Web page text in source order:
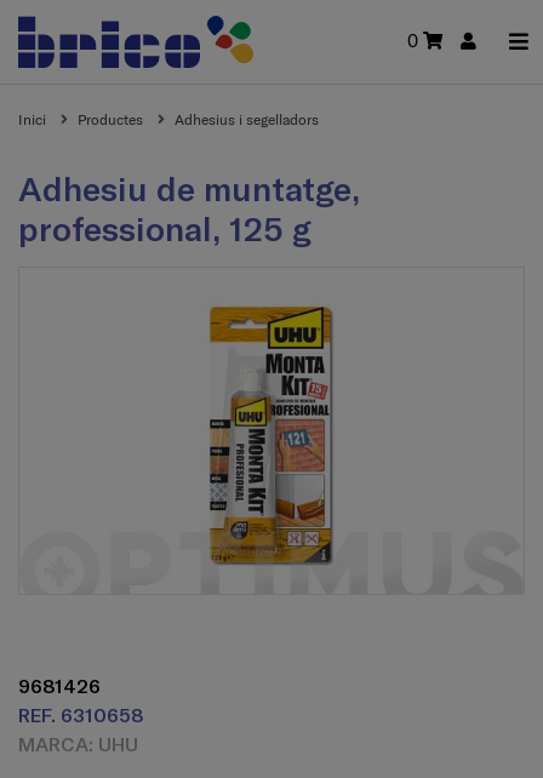
0
Inici Productes Adhesius i segelladors
Adhesiu de muntatge,
professional, 125 g
9681426
REF. 6310658
MARCA: UHU